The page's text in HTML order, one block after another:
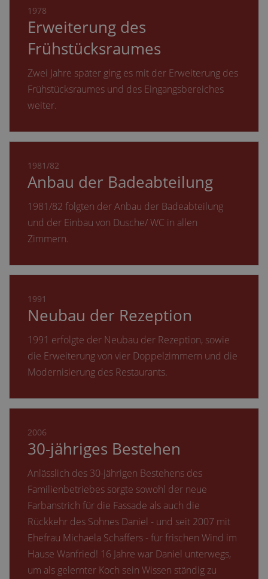
1978
Erweiterung des
Frühstücksraumes
Zwei Jahre später ging es mit der Erweiterung des
Frühstücksraumes und des Eingangsbereiches
weiter.
1981/82
Anbau der Badeabteilung
1981/82 folgten der Anbau der Badeabteilung
und der Einbau von Dusche/ WC in allen
Zimmern.
1991
Neubau der Rezeption
1991 erfolgte der Neubau der Rezeption, sowie
die Erweiterung von vier Doppelzimmern und die
Modernisierung des Restaurants.
2006
30-jähriges Bestehen
Anlässlich des 30-jährigen Bestehens des
Familienbetriebes sorgte sowohl der neue
Farbanstrich für die Fassade als auch die
Rückkehr des Sohnes Daniel - und seit 2007 mit
Ehefrau Michaela Schaffers - für frischen Wind im
Hause Wanfried! 16 Jahre war Daniel unterwegs,
um als gelernter Koch sein Wissen ständig zu